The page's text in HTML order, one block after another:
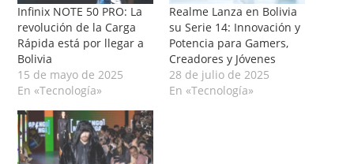
Infinix NOTE 50 PRO: La
revolución de la Carga
Rápida está por llegar a
Bolivia
15 de mayo de 2025
En «Tecnología»
Realme Lanza en Bolivia
su Serie 14: Innovación y
Potencia para Gamers,
Creadores y Jóvenes
28 de julio de 2025
En «Tecnología»